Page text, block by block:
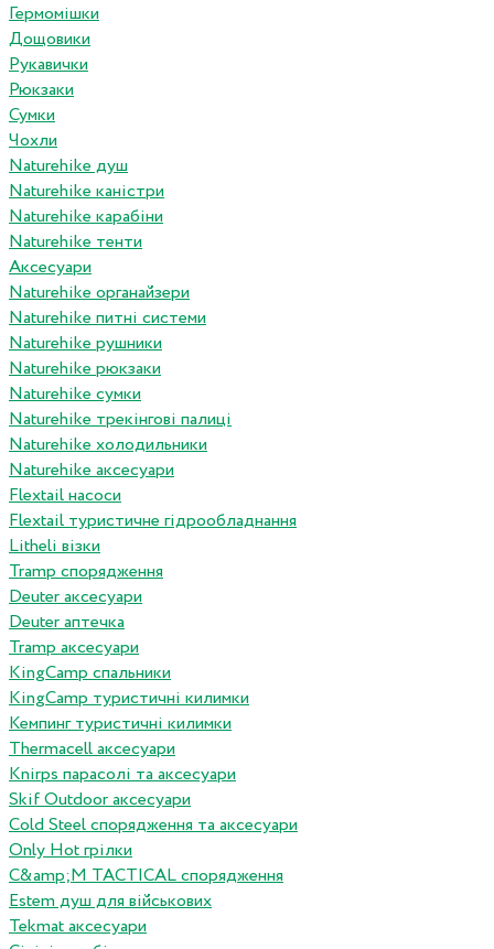
Гермомішки
Дощовики
Рукавички
Рюкзаки
Сумки
Чохли
Naturehike душ
Naturehike каністри
Naturehike карабіни
Naturehike тенти
Аксесуари
Naturehike органайзери
Naturehike питні системи
Naturehike рушники
Naturehike рюкзаки
Naturehike сумки
Naturehike трекінгові палиці
Naturehike холодильники
Naturehike аксесуари
Flextail насоси
Flextail туристичне гідрообладнання
Litheli візки
Tramp спорядження
Deuter аксесуари
Deuter аптечка
Tramp аксесуари
KingCamp спальники
KingCamp туристичні килимки
Кемпинг туристичні килимки
Thermacell аксесуари
Knirps парасолі та аксесуари
Skif Outdoor аксесуари
Cold Steel спорядження та аксесуари
Only Hot грілки
C&amp;M TACTICAL спорядження
Estem душ для військових
Tekmat аксесуари